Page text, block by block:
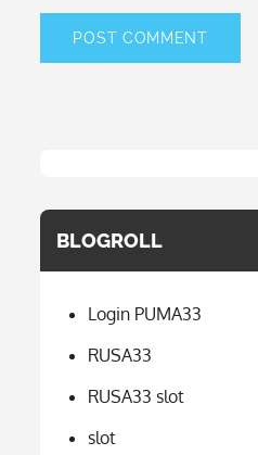
BLOGROLL
Login PUMA33
RUSA33
RUSA33 slot
slot